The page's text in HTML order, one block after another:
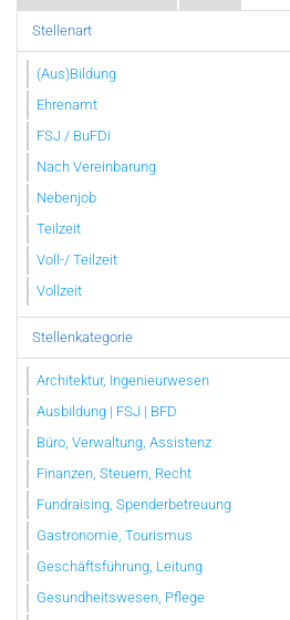
Stellenart
(Aus)Bildung
Ehrenamt
FSJ / BuFDi
Nach Vereinbarung
Nebenjob
Teilzeit
Voll-/ Teilzeit
Vollzeit
Stellenkategorie
Architektur, Ingenieurwesen
Ausbildung | FSJ | BFD
Büro, Verwaltung, Assistenz
Finanzen, Steuern, Recht
Fundraising, Spenderbetreuung
Gastronomie, Tourismus
Geschäftsführung, Leitung
Gesundheitswesen, Pflege